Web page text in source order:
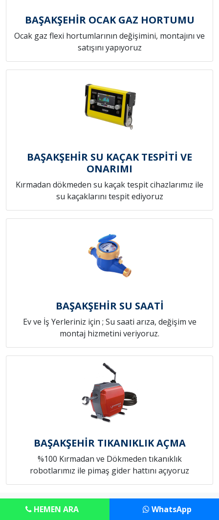
BAŞAKŞEHİR OCAK GAZ HORTUMU
Ocak gaz flexi hortumlarının değişimini, montajını ve
satışını yapıyoruz
BAŞAKŞEHİR SU KAÇAK TESPİTİ VE
ONARIMI
Kırmadan dökmeden su kaçak tespit cihazlarımız ile
su kaçaklarını tespit ediyoruz
BAŞAKŞEHİR SU SAATİ
Ev ve İş Yerleriniz için ; Su saati arıza, değişim ve
montaj hizmetini veriyoruz.
BAŞAKŞEHİR TIKANIKLIK AÇMA
%100 Kırmadan ve Dökmeden tıkanıklık
robotlarımız ile pimaş gider hattını açıyoruz
HEMEN ARA WhatsApp
Copyright © Anadolu Konut Tamircim